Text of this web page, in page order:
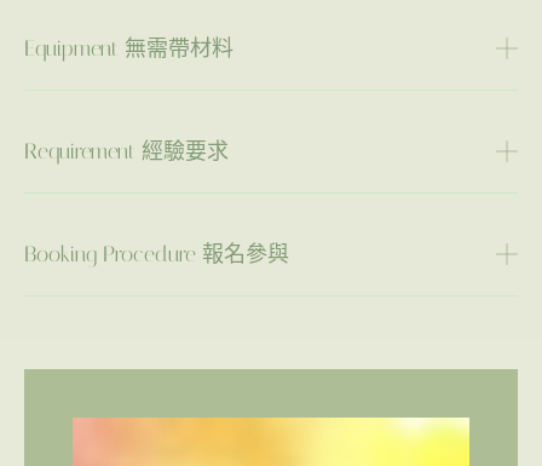
Equipment 無需帶材料
Requirement 經驗要求
Booking Procedure 報名參與